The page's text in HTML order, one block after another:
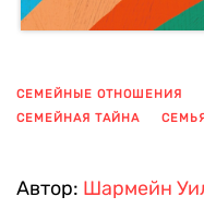
СЕМЕЙНЫЕ ОТНОШЕНИЯ
СЕМЕЙНАЯ ТАЙНА
Автор: Шармейн